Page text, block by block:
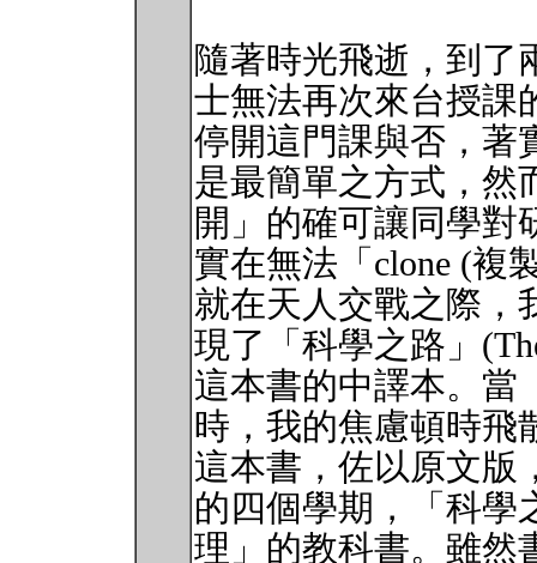
隨著時光飛逝，到了
士無法再次來台授課
停開這門課與否，著
是最簡單之方式，然
開」的確可讓同學對
實在無法「clone (複
就在天人交戰之際，
現了「科學之路」
這本書的中譯本。當
時，我的焦慮頓時飛
這本書，佐以原文版
的四個學期，「科學
理」的教科書。雖然